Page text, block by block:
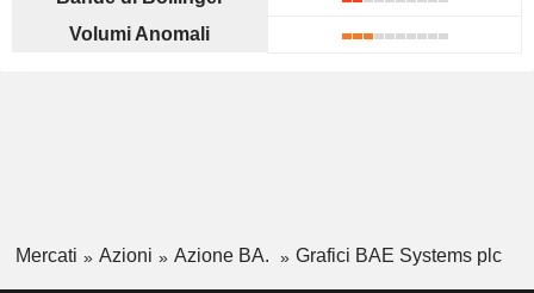
Volumi Anomali
Mercati Azioni Azione BA. Grafici BAE Systems plc